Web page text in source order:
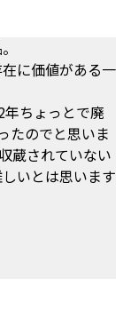
に価値がある一
ちょっとで廃
たのでと思いま
蔵されていない
いとは思います